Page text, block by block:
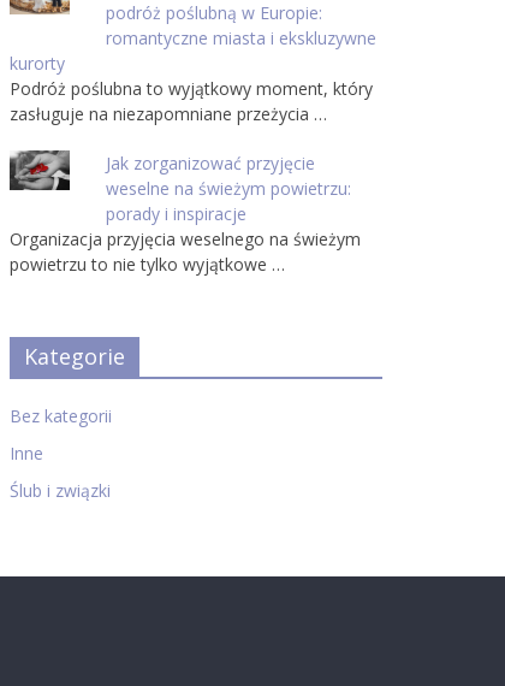
podróż poślubną w Europie:
romantyczne miasta i ekskluzywne
kurorty
Podróż poślubna to wyjątkowy moment, który
zasługuje na niezapomniane przeżycia …
Jak zorganizować przyjęcie
weselne na świeżym powietrzu:
porady i inspiracje
Organizacja przyjęcia weselnego na świeżym
powietrzu to nie tylko wyjątkowe …
Kategorie
Bez kategorii
Inne
Ślub i związki